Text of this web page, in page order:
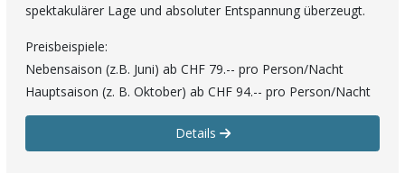
spektakulärer Lage und absoluter Entspannung überzeugt.
Preisbeispiele:
Nebensaison (z.B. Juni) ab CHF 79.-- pro Person/Nacht
Hauptsaison (z. B. Oktober) ab CHF 94.-- pro Person/Nacht
Details